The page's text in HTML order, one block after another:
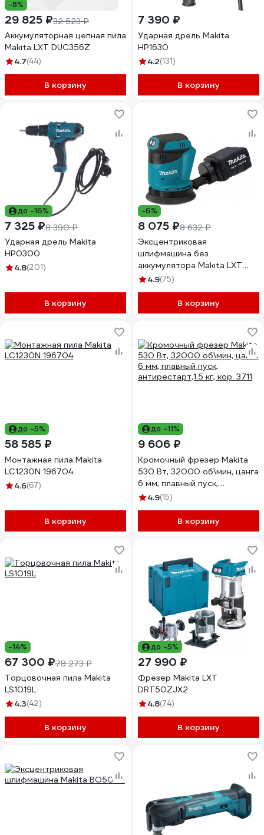
-8%
29 825 ₽32 523 ₽
Аккумуляторная цепная пила
Makita LXT DUC356Z
4.7(44)
В корзину
7 390 ₽
Ударная дрель Makita
HP1630
4.2(131)
В корзину
до -16%
7 325 ₽8 390 ₽
Ударная дрель Makita
HP0300
4.8(201)
В корзину
-6%
8 075 ₽8 632 ₽
Эксцентриковая
шлифмашина без
аккумулятора Makita LXT
DBO180Z
4.9(75)
В корзину
до -5%
58 585 ₽
Монтажная пила Makita
LC1230N 196704
4.6(67)
В корзину
до -11%
9 606 ₽
Кромочный фрезер Makita
530 Вт, 32000 об\мин, цанга
6 мм, плавный пуск,
антирестарт,1.5 кг, кор. 3711
4.9(15)
В корзину
-14%
67 300 ₽78 273 ₽
Торцовочная пила Makita
LS1019L
4.3(42)
В корзину
до -5%
27 990 ₽
Фрезер Makita LXT
DRT50ZJX2
4.8(74)
В корзину